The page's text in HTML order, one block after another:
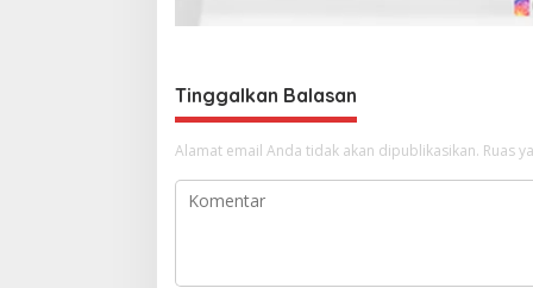
Tinggalkan Balasan
Alamat email Anda tidak akan dipublikasikan. Ruas